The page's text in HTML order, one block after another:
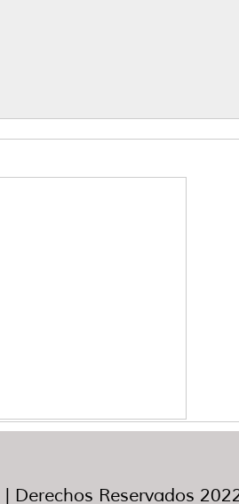
Derechos Reservados